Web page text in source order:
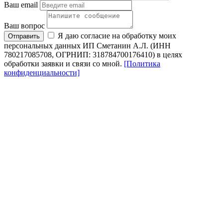
Ваш email
Ваш вопрос
Отправить
Я даю согласие на обработку моих
персональных данных ИП Сметанин А.Л. (ИНН
780217085708, ОГРНИП: 318784700176410) в целях
обработки заявки и связи со мной. [Политика
конфиденциальности]